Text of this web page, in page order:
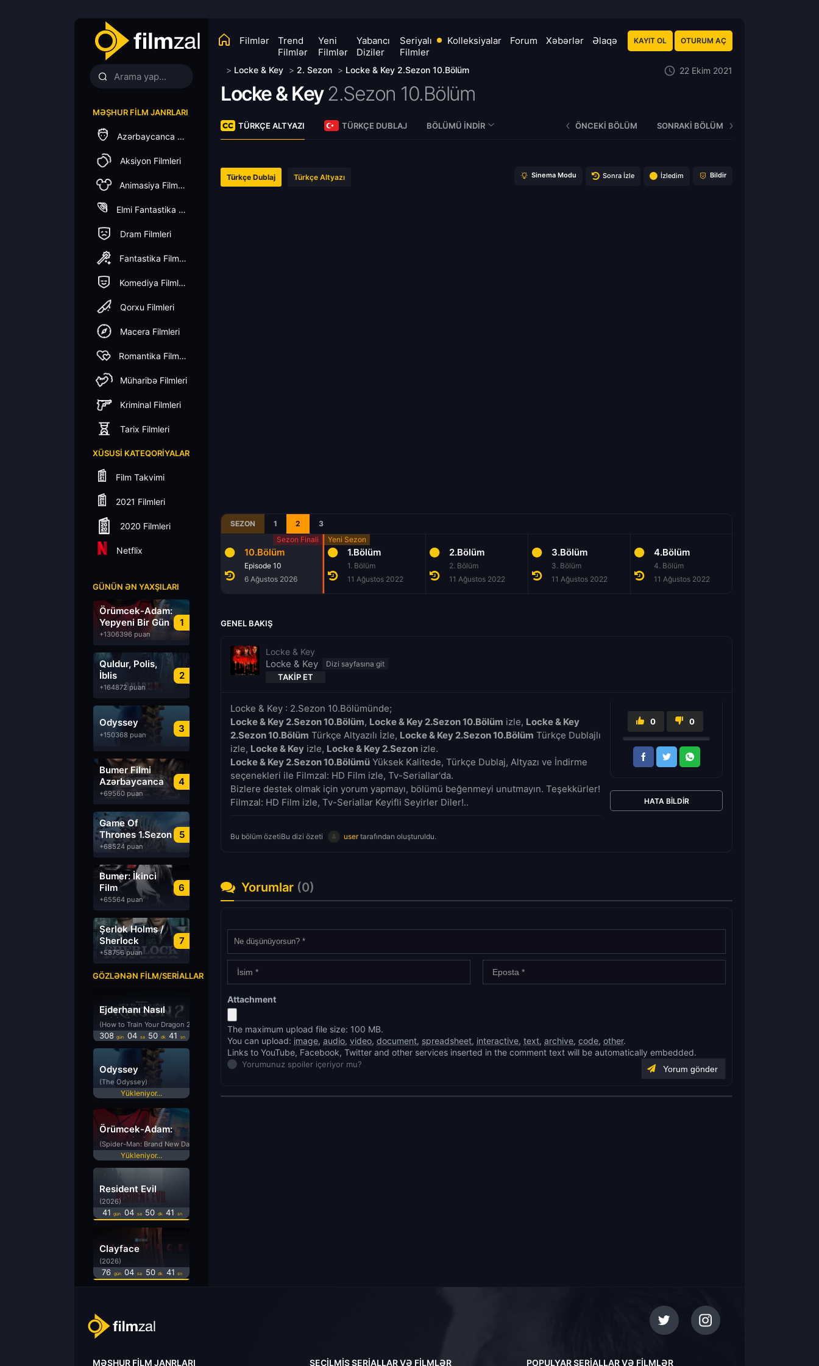
Filmlər
Trend
Filmlər
Yeni
Filmlər
Yabancı
Diziler
Seriyalı
Filmler
Kolleksiyalar Forum Xəbərlər Əlaqə KAYIT OL OTURUM AÇ
MƏŞHUR FILM JANRLARI
Azərbaycanca Dublaj
Aksiyon Filmleri
Animasiya Filmleri
Elmi Fantastika Filmleri
Dram Filmleri
Fantastika Filmleri
Komediya Filmleri
Qorxu Filmleri
Macera Filmleri
Romantika Filmleri
Müharibə Filmleri
Kriminal Filmleri
Tarix Filmleri
XÜSUSI KATEQORIYALAR
Film Takvimi
2021 Filmleri
2020 Filmleri
Netflix
GÜNÜN ƏN YAXŞILARI
1
Örümcek-Adam:
Yepyeni Bir Gün
+1306396 puan
2
Quldur, Polis,
İblis
+164872 puan
3
Odyssey
+150368 puan
4
Bumer Filmi
Azərbaycanca
Dublyaj izle
+69560 puan
5
Game Of
Thrones 1.Sezon
Türkçe Dublaj
izle
+68524 puan
6
Bumer: İkinci
Film
Azərbaycanca
Dublyaj izle
+65564 puan
7
Şerlok Holms /
Sherlock
Holmes
+58756 puan
GÖZLƏNƏN FILM/SERIALLAR
Ejderhanı Nasıl
Eğitirsin 2
(How to Train Your Dragon 2)
308 gün 04 sa 50 dk 40 sn
Odyssey
(The Odyssey)
Yükleniyor...
Örümcek-Adam:
Yepyeni Bir Gün
(Spider-Man: Brand New Day)
Yükleniyor...
Resident Evil
(2026)
41 gün 04 sa 50 dk 40 sn
Clayface
(2026)
76 gün 04 sa 50 dk 40 sn
> Locke & Key > 2. Sezon > Locke & Key 2.Sezon 10.Bölüm 22 Ekim 2021
Locke & Key 2.Sezon 10.Bölüm
TÜRKÇE ALTYAZI TÜRKÇE DUBLAJ BÖLÜMÜ İNDIR ÖNCEKI BÖLÜM SONRAKI BÖLÜM
Türkçe Dublaj Türkçe Altyazı Sinema Modu Sonra İzle İzledim Bildir
SEZON 1 2 3
10.Bölüm
Episode 10
6 Ağustos 2026
1.Bölüm
1. Bölüm
11 Ağustos 2022
2.Bölüm
2. Bölüm
11 Ağustos 2022
3.Bölüm
3. Bölüm
11 Ağustos 2022
4.Bölüm
4. Bölüm
11 Ağustos 2022
GENEL BAKIŞ
Locke & Key
Locke & Key
TAKIP ET
Locke & Key : 2.Sezon 10.Bölümünde;
Locke & Key 2.Sezon 10.Bölüm, Locke & Key 2.Sezon 10.Bölüm izle, Locke & Key
2.Sezon 10.Bölüm Türkçe Altyazılı İzle, Locke & Key 2.Sezon 10.Bölüm Türkçe Dublajlı
izle, Locke & Key izle, Locke & Key 2.Sezon izle.
Locke & Key 2.Sezon 10.Bölümü Yüksek Kalitede, Türkçe Dublaj, Altyazı ve İndirme
seçenekleri ile Filmzal: HD Film izle, Tv-Seriallar'da.
Bizlere destek olmak için yorum yapmayı, bölümü beğenmeyi unutmayın. Teşekkürler!
Filmzal: HD Film izle, Tv-Seriallar Keyifli Seyirler Diler!..
Bu bölüm özetiBu dizi özeti usertarafından oluşturuldu.
0 0
HATA BILDIR
Yorumlar (0)
Attachment
The maximum upload file size: 100 MB.
You can upload: image, audio, video, document, spreadsheet, interactive, text, archive, code, other.
Links to YouTube, Facebook, Twitter and other services inserted in the comment text will be automatically embedded.
Yorumunuz spoiler içeriyor mu?
MƏŞHUR FILM JANRLARI SEÇILMIŞ SERIALLAR VƏ FILMLƏR POPULYAR SERIALLAR VƏ FILMLƏR